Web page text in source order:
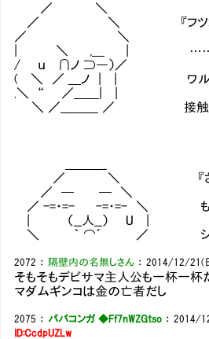
／ ＼
／ ＼ 『フツオとコンタ
／ ＼
| ＼ ,＿ | ……病院でのヨ
/ ｕ ∩ノ ⊃―）／
( ＼ ／ ＿ノ | | ワルオと合
.＼ “ ／＿＿| |
＼ ／＿＿＿ ／ 接触機会
／ ＼ 『さて。真１をど
／ ─ ─ ＼
／ -=・=- -=・=- ＼ もうひと
| （__人__） U |
＼ ｀ ⌒´ ／ シド・デイビ
2072 ： 隔壁内の名無しさん ：2014/12/21(
そもそもデビサマ主人公も一杯一杯
マダムギンコは金の亡者だし
2075 ： ババコンガ ◆Ff7nWZGtso ：2014/
ID:CcdpUZLw